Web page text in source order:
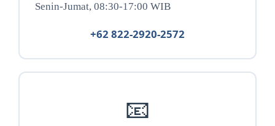
Senin-Jumat, 08:30-17:00 WIB
+62 822-2920-2572
📧